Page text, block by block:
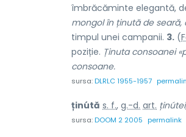
îmbrăcăminte elegantă,
mongol în ținută de seară,
timpul unei campanii. 3. (
poziție. Ținuta consoanei
consoane.
sursa:DLRLC 1955-1957
ținútă s. f., g.-d. art.
sursa:DOOM 2 2005 permalink